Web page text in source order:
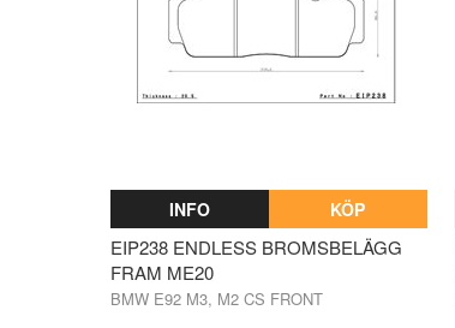
INFO KÖP
EIP238 ENDLESS BROMSBELÄGG
FRAM ME20
BMW E92 M3, M2 CS FRONT